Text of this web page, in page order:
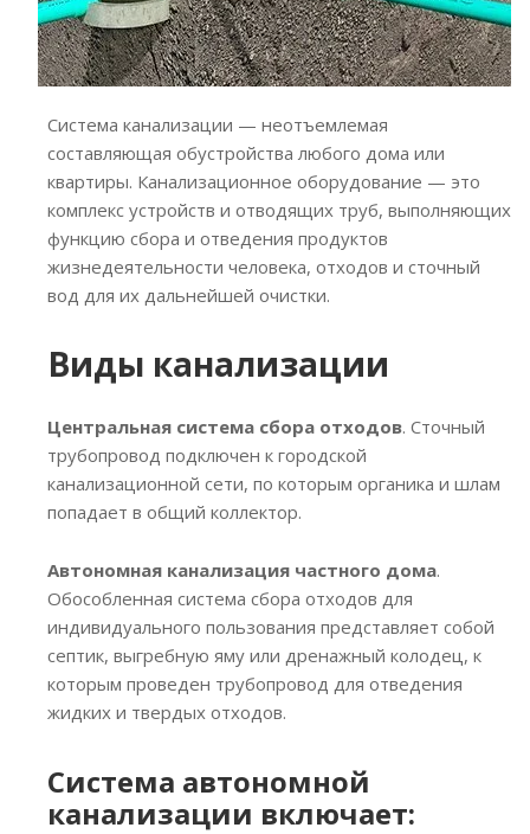
Система канализации — неотъемлемая
составляющая обустройства любого дома или
квартиры. Канализационное оборудование — это
комплекс устройств и отводящих труб, выполняющих
функцию сбора и отведения продуктов
жизнедеятельности человека, отходов и сточный
вод для их дальнейшей очистки.
Виды канализации
Центральная система сбора отходов. Сточный
трубопровод подключен к городской
канализационной сети, по которым органика и шлам
попадает в общий коллектор.
Автономная канализация частного дома.
Обособленная система сбора отходов для
индивидуального пользования представляет собой
септик, выгребную яму или дренажный колодец, к
которым проведен трубопровод для отведения
жидких и твердых отходов.
Система автономной
канализации включает: